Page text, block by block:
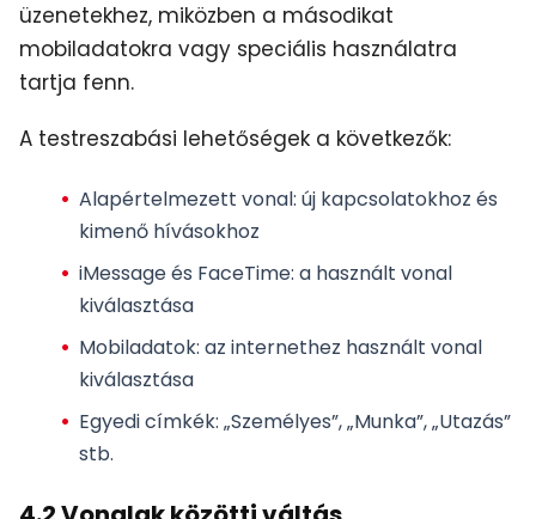
üzenetekhez, miközben a másodikat
mobiladatokra vagy speciális használatra
tartja fenn.
A testreszabási lehetőségek a következők:
Alapértelmezett vonal: új kapcsolatokhoz és
kimenő hívásokhoz
iMessage és FaceTime: a használt vonal
kiválasztása
Mobiladatok: az internethez használt vonal
kiválasztása
Egyedi címkék: „Személyes”, „Munka”, „Utazás”
stb.